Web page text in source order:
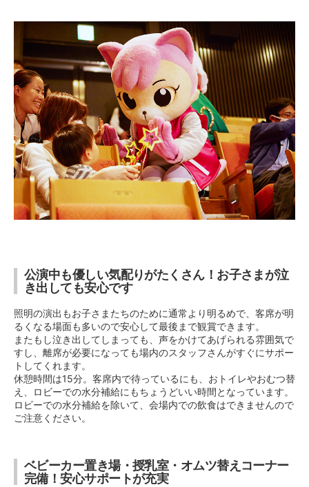
公演中も優しい気配りがたくさん！お子さまが泣
き出しても安心です
照明の演出もお子さまたちのために通常より明るめで、客席が明
るくなる場面も多いので安心して最後まで観賞できます。
またもし泣き出してしまっても、声をかけてあげられる雰囲気で
すし、離席が必要になっても場内のスタッフさんがすぐにサポー
トしてくれます。
休憩時間は15分。客席内で待っているにも、おトイレやおむつ替
え、ロビーでの水分補給にもちょうどいい時間となっています。
ロビーでの水分補給を除いて、会場内での飲食はできませんので
ご注意ください。
ベビーカー置き場・授乳室・オムツ替えコーナー
完備！安心サポートが充実